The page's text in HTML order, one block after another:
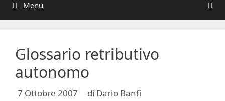
Menu
Glossario retributivo
autonomo
7 Ottobre 2007 di Dario Banfi